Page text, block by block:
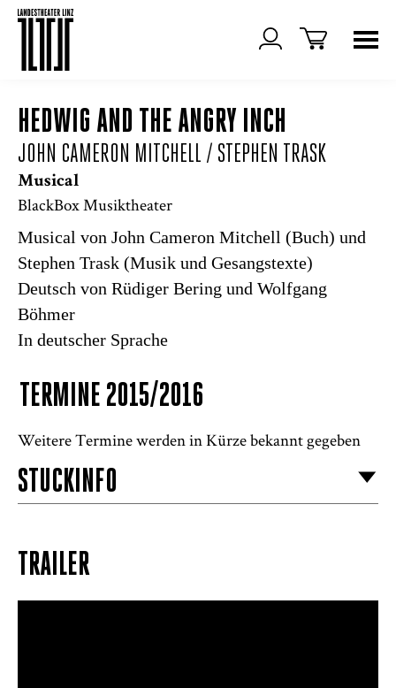
HEDWIG AND THE ANGRY INCH
JOHN CAMERON MITCHELL / STEPHEN TRASK
Musical
BlackBox Musiktheater
Musical von John Cameron Mitchell (Buch) und
Stephen Trask (Musik und Gesangstexte)
Deutsch von Rüdiger Bering und Wolfgang
Böhmer
In deutscher Sprache
TERMINE 2015/2016
Weitere Termine werden in Kürze bekannt gegeben
STÜCKINFO
TRAILER